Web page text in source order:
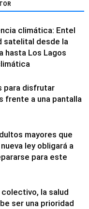
climática: Entel
satelital desde la
hasta Los Lagos
para disfrutar
frente a una pantalla
mayores que
ley obligará a
para este
la salud
ser una prioridad